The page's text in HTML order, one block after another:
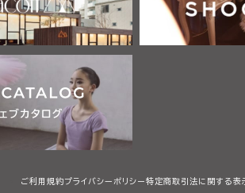
ご利用規約プライバシーポリシー特定商取引法に関する表